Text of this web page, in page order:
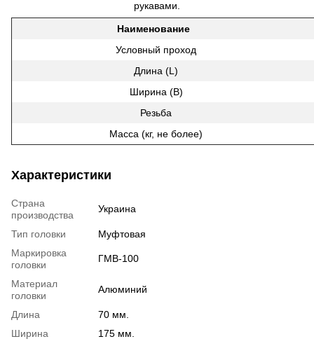
рукавами.
Наименование
Условный проход
Длина (L)
Ширина (В)
Резьба
Масса (кг, не более)
Характеристики
Страна
производства
Украина
Тип головки
Муфтовая
Маркировка
головки
ГМВ-100
Материал
головки
Алюминий
Длина
70 мм.
Ширина
175 мм.